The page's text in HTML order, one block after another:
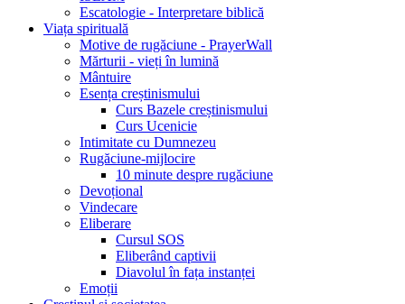
Escatologie - Interpretare biblică
Viața spirituală
Motive de rugăciune - PrayerWall
Mărturii - vieți în lumină
Mântuire
Esența creștinismului
Curs Bazele creștinismului
Curs Ucenicie
Intimitate cu Dumnezeu
Rugăciune-mijlocire
10 minute despre rugăciune
Devoțional
Vindecare
Eliberare
Cursul SOS
Eliberând captivii
Diavolul în fața instanței
Emoții